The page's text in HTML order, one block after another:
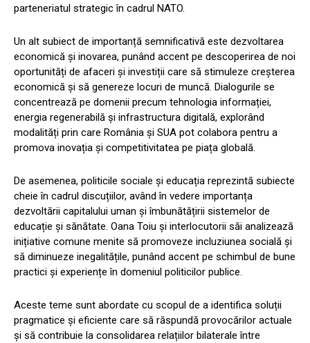
parteneriatul strategic în cadrul NATO.
Un alt subiect de importanță semnificativă este dezvoltarea
economică și inovarea, punând accent pe descoperirea de noi
oportunități de afaceri și investiții care să stimuleze creșterea
economică și să genereze locuri de muncă. Dialogurile se
concentrează pe domenii precum tehnologia informației,
energia regenerabilă și infrastructura digitală, explorând
modalități prin care România și SUA pot colabora pentru a
promova inovația și competitivitatea pe piața globală.
De asemenea, politicile sociale și educația reprezintă subiecte
cheie în cadrul discuțiilor, având în vedere importanța
dezvoltării capitalului uman și îmbunătățirii sistemelor de
educație și sănătate. Oana Toiu și interlocutorii săi analizează
inițiative comune menite să promoveze incluziunea socială și
să diminueze inegalitățile, punând accent pe schimbul de bune
practici și experiențe în domeniul politicilor publice.
Aceste teme sunt abordate cu scopul de a identifica soluții
pragmatice și eficiente care să răspundă provocărilor actuale
și să contribuie la consolidarea relațiilor bilaterale între